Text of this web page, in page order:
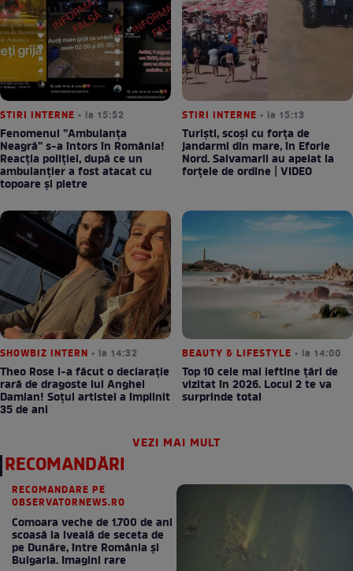
STIRI INTERNE • la 15:52
Fenomenul ”Ambulanța
Neagră” s-a întors în România!
Reacția poliției, după ce un
ambulanțier a fost atacat cu
topoare și pietre
STIRI INTERNE • la 15:13
Turiști, scoși cu forța de
jandarmi din mare, în Eforie
Nord. Salvamarii au apelat la
forțele de ordine | VIDEO
SHOWBIZ INTERN • la 14:32
Theo Rose i-a făcut o declarație
rară de dragoste lui Anghel
Damian! Soțul artistei a împlinit
35 de ani
BEAUTY & LIFESTYLE • la 14:00
Top 10 cele mai ieftine țări de
vizitat în 2026. Locul 2 te va
surprinde total
VEZI MAI MULT
RECOMANDĂRI
RECOMANDARE PE
OBSERVATORNEWS.RO
Comoara veche de 1.700 de ani
scoasă la iveală de seceta de
pe Dunăre, între România şi
Bulgaria. Imagini rare